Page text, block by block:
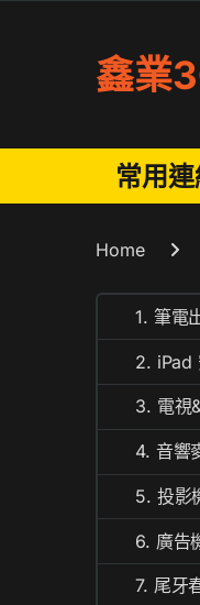
鑫業
常用
Home
1. 筆電
2. iPad
3. 電視
4. 音響
5. 投影
6. 廣告
7. 尾牙